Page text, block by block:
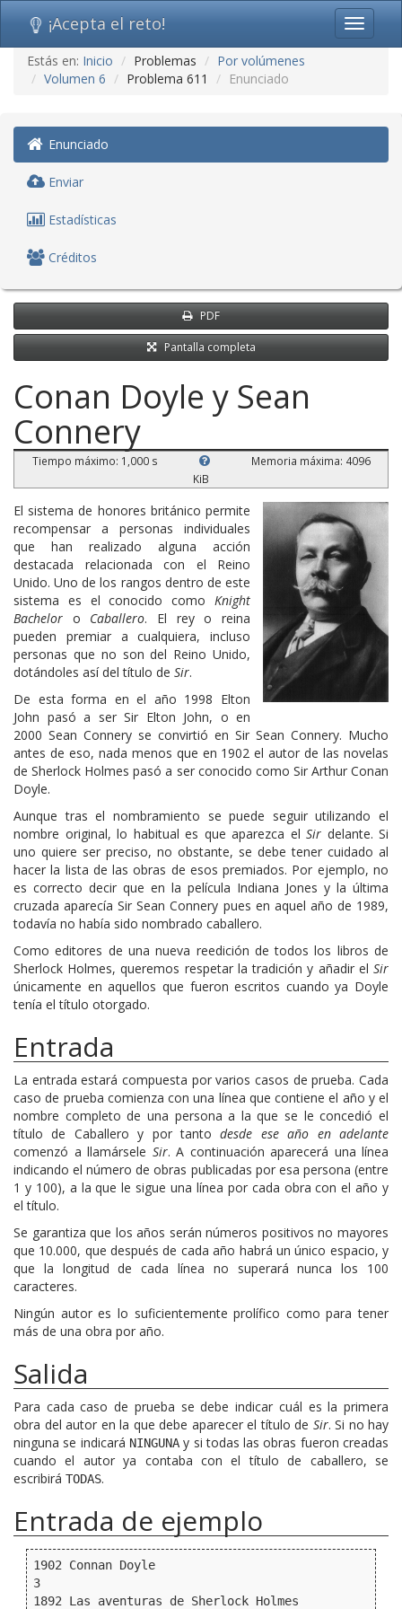
Ir
contenido
navegación)
Toggle
¡Acepta el reto!
Estás en: Inicio Problemas
Por volúmenes
Volumen 6
Problema 611 Enunciado
Enunciado
Enviar
Estadísticas
Créditos
PDF
Pantalla completa
Conan Doyle y Sean
Connery
Tiempo máximo: 1,000 s
Memoria máxima: 4096
KiB
El sistema de honores británico permite
recompensar a personas individuales
que han realizado alguna acción
destacada relacionada con el Reino
Unido. Uno de los rangos dentro de este
sistema es el conocido como Knight
Bachelor o Caballero. El rey o reina
pueden premiar a cualquiera, incluso
personas que no son del Reino Unido,
dotándoles así del título de Sir.
De esta forma en el año 1998 Elton
John pasó a ser Sir Elton John, o en
2000 Sean Connery se convirtió en Sir Sean Connery. Mucho
antes de eso, nada menos que en 1902 el autor de las novelas
de Sherlock Holmes pasó a ser conocido como Sir Arthur Conan
Doyle.
Aunque tras el nombramiento se puede seguir utilizando el
nombre original, lo habitual es que aparezca el Sir delante. Si
uno quiere ser preciso, no obstante, se debe tener cuidado al
hacer la lista de las obras de esos premiados. Por ejemplo, no
es correcto decir que en la película Indiana Jones y la última
cruzada aparecía Sir Sean Connery pues en aquel año de 1989,
todavía no había sido nombrado caballero.
Como editores de una nueva reedición de todos los libros de
Sherlock Holmes, queremos respetar la tradición y añadir el Sir
únicamente en aquellos que fueron escritos cuando ya Doyle
tenía el título otorgado.
Entrada
La entrada estará compuesta por varios casos de prueba. Cada
caso de prueba comienza con una línea que contiene el año y el
nombre completo de una persona a la que se le concedió el
título de Caballero y por tantodesde ese año en adelante
comenzó a llamársele Sir. A continuación aparecerá una línea
indicando el número de obras publicadas por esa persona (entre
1 y 100), a la que le sigue una línea por cada obra con el año y
el título.
Se garantiza que los años serán números positivos no mayores
que 10.000, que después de cada año habrá un único espacio, y
que la longitud de cada línea no superará nunca los 100
caracteres.
Ningún autor es lo suficientemente prolífico como para tener
más de una obra por año.
Salida
Para cada caso de prueba se debe indicar cuál es la primera
obra del autor en la que debe aparecer el título de Sir. Si no hay
ninguna se indicará NINGUNAy si todas las obras fueron creadas
cuando el autor ya contaba con el título de caballero, se
escribirá TODAS.
Entrada de ejemplo
1902 Connan Doyle
3
1892 Las aventuras de Sherlock Holmes